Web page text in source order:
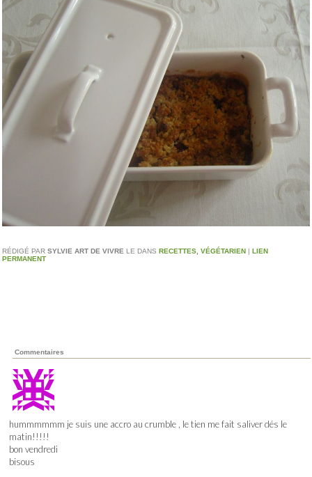
RÉDIGÉ PAR SYLVIE ART DE VIVRE LE DANS RECETTES VÉGÉTARIEN | LIEN
PERMANENT
Commentaires
hummmmmm je suis une accro au crumble , le tien me fait saliver dés le
matin!!!!!
bon vendredi
bisous